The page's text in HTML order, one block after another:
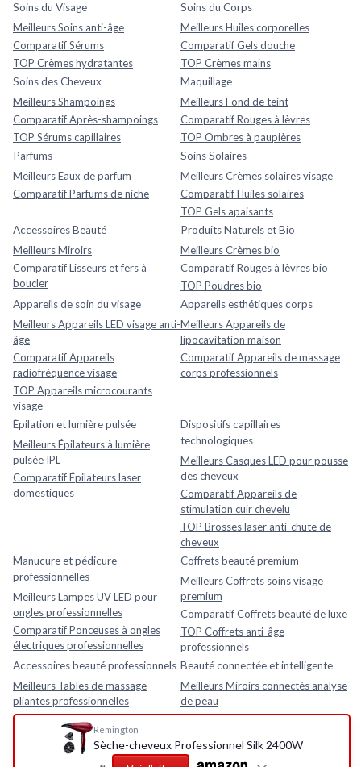
Remington
Sèche-cheveux Professionnel Silk 2400W
Soins du Visage
Meilleurs Soins anti-âge
Comparatif Sérums
TOP Crèmes hydratantes
Soins du Corps
Meilleurs Huiles corporelles
Comparatif Gels douche
TOP Crèmes mains
Soins des Cheveux
Meilleurs Shampoings
Comparatif Après-shampoings
TOP Sérums capillaires
Maquillage
Meilleurs Fond de teint
Comparatif Rouges à lèvres
TOP Ombres à paupières
Parfums
Meilleurs Eaux de parfum
Comparatif Parfums de niche
Soins Solaires
Meilleurs Crèmes solaires visage
Comparatif Huiles solaires
TOP Gels apaisants
Accessoires Beauté
Meilleurs Miroirs
Comparatif Lisseurs et fers à
boucler
Produits Naturels et Bio
Meilleurs Crèmes bio
Comparatif Rouges à lèvres bio
TOP Poudres bio
Appareils de soin du visage
Meilleurs Appareils LED visage anti-
âge
Comparatif Appareils
radiofréquence visage
TOP Appareils microcourants
visage
Appareils esthétiques corps
Meilleurs Appareils de
lipocavitation maison
Comparatif Appareils de massage
corps professionnels
Épilation et lumière pulsée
Meilleurs Épilateurs à lumière
pulsée IPL
Comparatif Épilateurs laser
domestiques
Dispositifs capillaires
technologiques
Meilleurs Casques LED pour pousse
des cheveux
Comparatif Appareils de
stimulation cuir chevelu
TOP Brosses laser anti-chute de
cheveux
Manucure et pédicure
professionnelles
Meilleurs Lampes UV LED pour
ongles professionnelles
Comparatif Ponceuses à ongles
électriques professionnelles
Coffrets beauté premium
Meilleurs Coffrets soins visage
premium
Comparatif Coffrets beauté de luxe
TOP Coffrets anti-âge
professionnels
Accessoires beauté professionnels
Meilleurs Tables de massage
pliantes professionnelles
Comparatif Loupes esthétiques
avec lampe LED
TOP Fauteuils esthétiques
Beauté connectée et intelligente
Meilleurs Miroirs connectés analyse
de peau
Comparatif Analyseurs de peau
TOP Appareils beauté intelligents